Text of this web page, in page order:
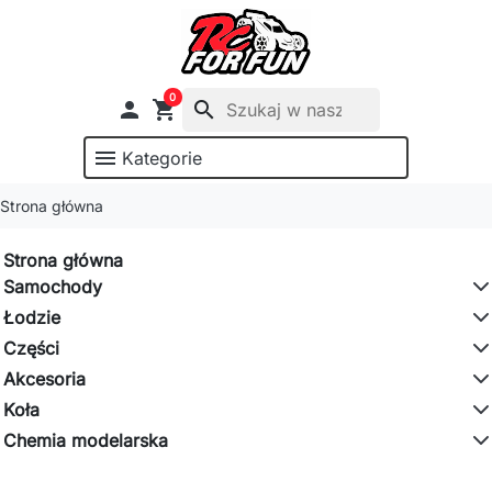
 shopping_cart
0
search
menu Kategorie
Strona główna
Strona główna
Samochody
Łodzie
Części
Akcesoria
Koła
Chemia modelarska